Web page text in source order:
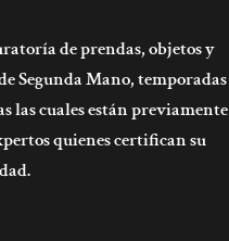
de prendas, objetos y
Segunda Mano, temporadas
las cuales están previamente
quienes certifican su